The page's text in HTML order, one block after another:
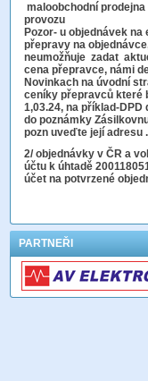
maloobchodní
Pozor- u objednávek na
přepravy na objednávce
neumožňuje zadat
cena přepravce, námi
Novinkach na úvodní
ceníky přepravců které
1,03.24, na příklad-DPD
do poznámky
pozn uveďte její adresu .
2/ objednávky v ČR a
účtu k úhtadě
účet na potvrzené
PARTNEŘI